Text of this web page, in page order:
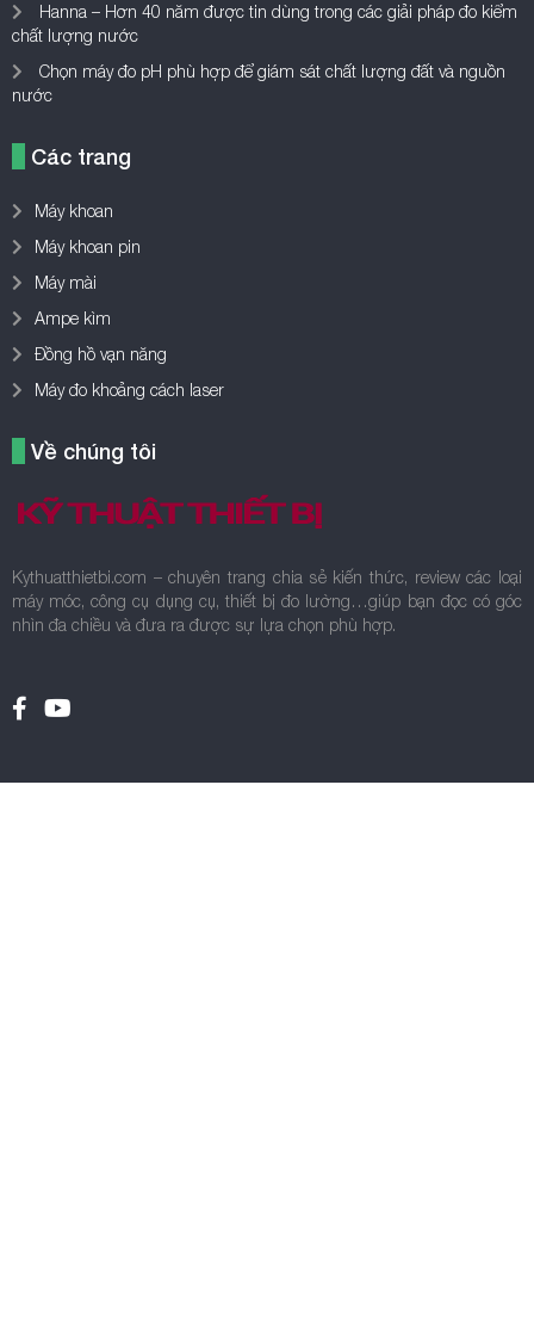
Hanna – Hơn 40 năm được tin dùng trong các giải pháp đo kiểm
chất lượng nước
Chọn máy đo pH phù hợp để giám sát chất lượng đất và nguồn
nước
Các trang
Máy khoan
Máy khoan pin
Máy mài
Ampe kìm
Đồng hồ vạn năng
Máy đo khoảng cách laser
Về chúng tôi
Kythuatthietbi.com – chuyên trang chia sẻ kiến thức, review các loại
máy móc, công cụ dụng cụ, thiết bị đo lường…giúp bạn đọc có góc
nhìn đa chiều và đưa ra được sự lựa chọn phù hợp.